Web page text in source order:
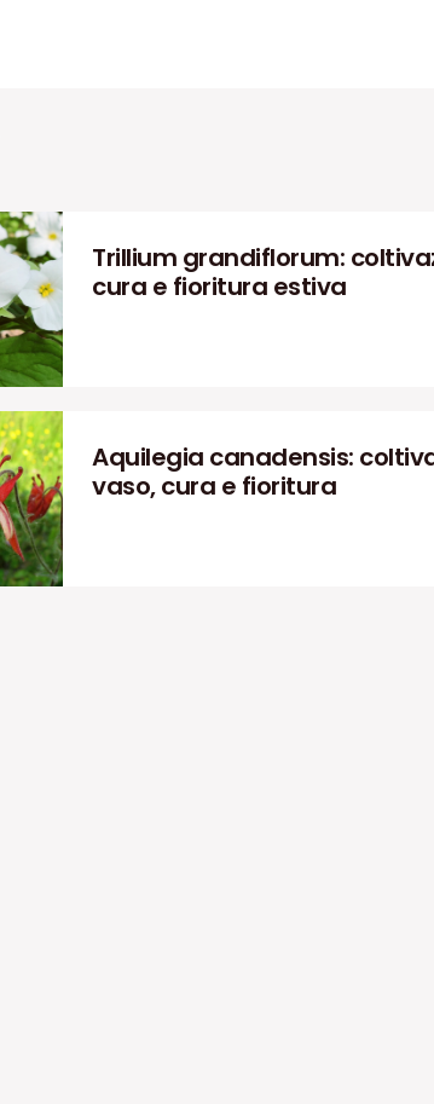
Trillium grandiflorum:
cura e fioritura estiva
Aquilegia canadensis:
vaso, cura e fioritura